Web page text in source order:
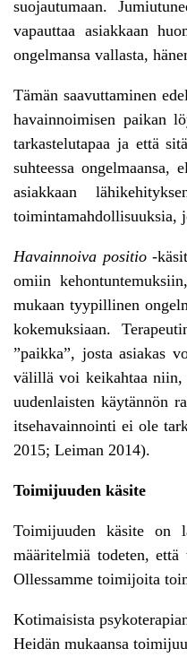
suojautumaan.
vapauttaa asiakkaan
ongelmansa vallasta,
Tämän saavuttaminen
havainnoimisen paikan
tarkastelutapaa ja että
suhteessa
asiakkaan
toimintamahdollisuuksia,
Havainnoiva positio-
omiin
mukaan tyypillinen
kokemuksiaan.
”paikka”, josta asiakas
välillä voi keikahtaa niin,
uudenlaisten käytännön
itsehavainnointi ei ole
2015; Leiman 2014).
Toimijuuden käsite
Toimijuuden käsite on
määritelmiä todeten,
Ollessamme toimijoita
Kotimaisista
Heidän mukaansa